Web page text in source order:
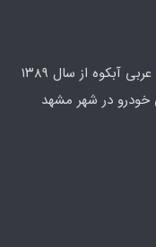
با مدیریت آقای عباس عربی آبکوه از سال ۱۳۸۹
در شهر مشهد